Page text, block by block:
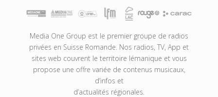
Media One Group est le premier groupe de radios
privées en Suisse Romande. Nos radios, TV, App et
sites web couvrent le territoire lémanique et vous
propose une offre variée de contenus musicaux,
d’infos et
d’actualités régionales.